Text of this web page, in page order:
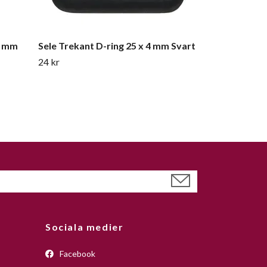
Sele Trekant D-ring 25 x 4 mm Svart
24 kr
Sociala medier
Facebook